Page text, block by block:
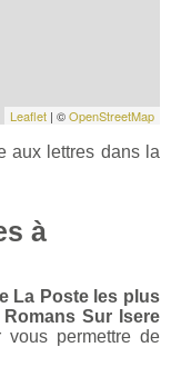
Leaflet | ©OpenStreetMap
aux lettres dans la
à
La Poste les plus
Sur Isere
vous permettre de